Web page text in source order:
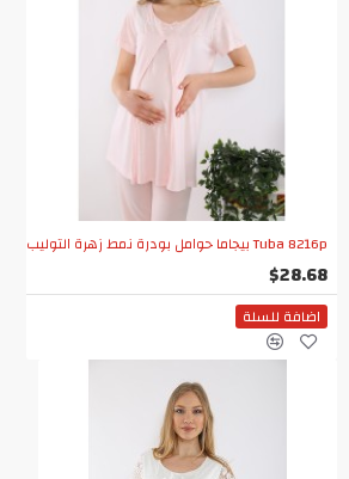
Tuba 8216p بيجاما حوامل بودرة نمط زهرة التوليب
$28.68
اضافة للسلة